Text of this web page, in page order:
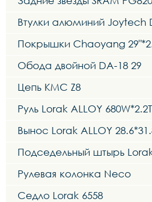
Втулки алюминий Joytech
Покрышки Chaoyang
Обода двойной DA-18 29
Цепь KMC Z8
Руль Lorak ALLOY 680W*2.2T
Вынос Lorak ALLOY
Подседельный штырь
Рулевая колонка Neco
Седло Lorak 6558